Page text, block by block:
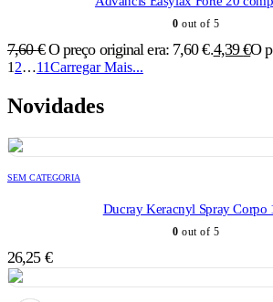
0 out of 5
7,60€ O preço original era: 7,60 €.4,39€O
1 2…11Carregar Mais...
Novidades
SEM CATEGORIA
Ducray Keracnyl Spray Corpo
0 out of 5
26,25 €